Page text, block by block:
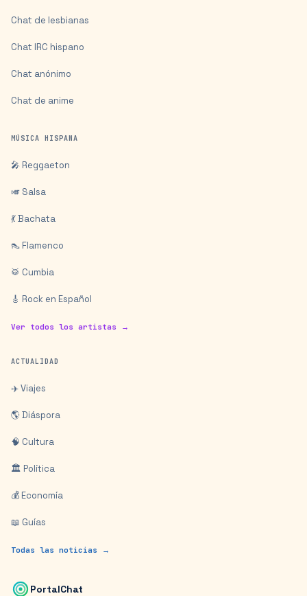
Chat de lesbianas
Chat IRC hispano
Chat anónimo
Chat de anime
MÚSICA HISPANA
🎤 Reggaeton
🎺 Salsa
💃 Bachata
👠 Flamenco
🥁 Cumbia
🎸 Rock en Español
Ver todos los artistas →
ACTUALIDAD
✈️ Viajes
🌎 Diáspora
🧠 Cultura
🏛️ Política
💰 Economía
📖 Guías
Todas las noticias →
PortalChat